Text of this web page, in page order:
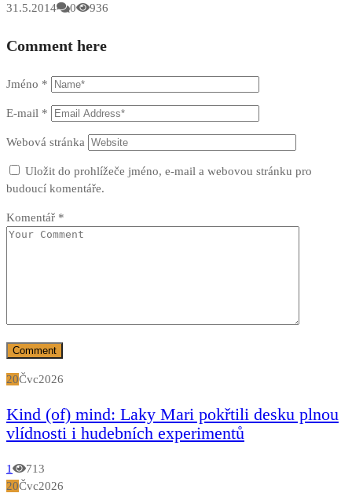
31.5.2014 0 936
Comment here
Jméno *
E-mail *
Webová stránka
Uložit do prohlížeče jméno, e-mail a webovou stránku pro
budoucí komentáře.
Komentář *
20Čvc2026
Kind (of) mind: Laky Mari pokřtili desku plnou
vlídnosti i hudebních experimentů
1
713
20Čvc2026